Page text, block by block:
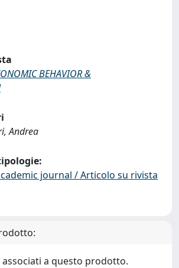
BEHAVIOR &
Andrea
journal / Articolo su rivista
a questo prodotto.